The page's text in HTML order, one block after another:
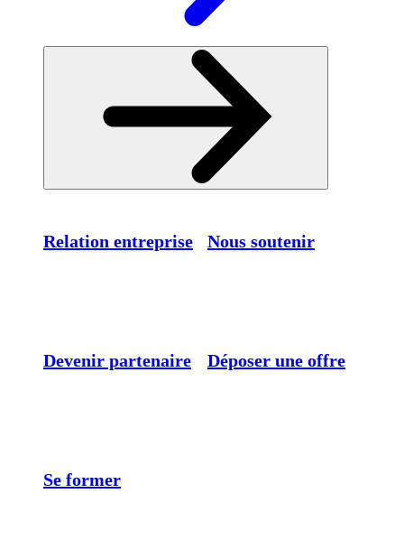
Relation entreprise Nous soutenir
Devenir partenaire Déposer une offre
Se former